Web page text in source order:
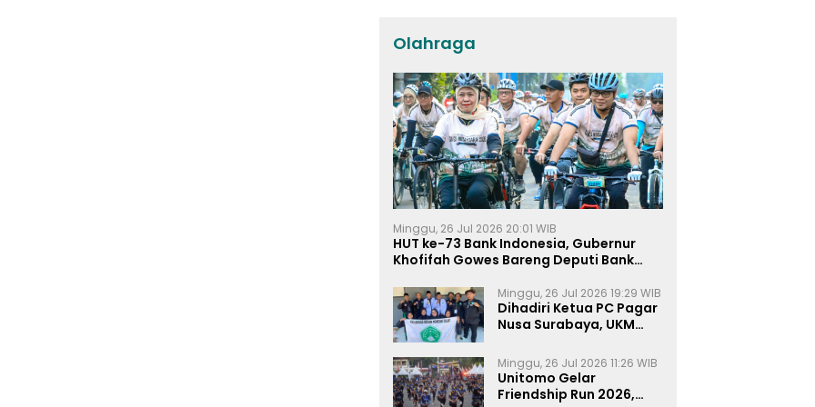
Olahraga
Minggu, 26 Jul 2026 20:01 WIB
HUT ke-73 Bank Indonesia, Gubernur
Khofifah Gowes Bareng Deputi Bank
Minggu, 26 Jul 2026 19:29 WIB
Dihadiri Ketua PC Pagar
Nusa Surabaya, UKM
Sahkan Anggota Baru
Minggu, 26 Jul 2026 11:26 WIB
Unitomo Gelar
Friendship Run 2026,